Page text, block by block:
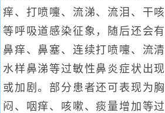
痒、打喷嚏、流涕、流泪、干咳
等呼吸道感染征象，随后还会有
鼻痒、鼻塞、连续打喷嚏、流清
水样鼻涕等过敏性鼻炎症状出现
或加剧。部分患者还可表现为胸
闷、咽痒、咳嗽、痰量增加等过